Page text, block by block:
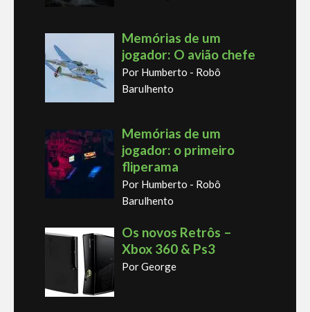
Memórias de um
jogador: O avião chefe
Por Humberto - Robô
Barulhento
Memórias de um
jogador: o primeiro
fliperama
Por Humberto - Robô
Barulhento
Os novos Retrôs –
Xbox 360 & Ps3
Por George